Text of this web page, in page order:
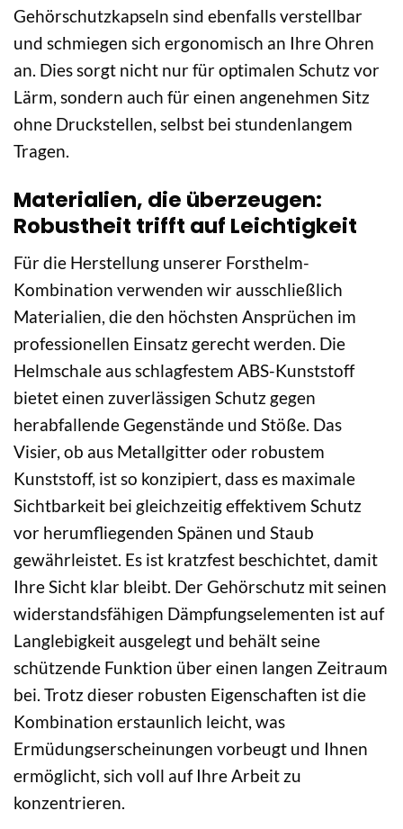
Gehörschutzkapseln sind ebenfalls verstellbar
und schmiegen sich ergonomisch an Ihre Ohren
an. Dies sorgt nicht nur für optimalen Schutz vor
Lärm, sondern auch für einen angenehmen Sitz
ohne Druckstellen, selbst bei stundenlangem
Tragen.
Materialien, die überzeugen:
Robustheit trifft auf Leichtigkeit
Für die Herstellung unserer Forsthelm-
Kombination verwenden wir ausschließlich
Materialien, die den höchsten Ansprüchen im
professionellen Einsatz gerecht werden. Die
Helmschale aus schlagfestem ABS-Kunststoff
bietet einen zuverlässigen Schutz gegen
herabfallende Gegenstände und Stöße. Das
Visier, ob aus Metallgitter oder robustem
Kunststoff, ist so konzipiert, dass es maximale
Sichtbarkeit bei gleichzeitig effektivem Schutz
vor herumfliegenden Spänen und Staub
gewährleistet. Es ist kratzfest beschichtet, damit
Ihre Sicht klar bleibt. Der Gehörschutz mit seinen
widerstandsfähigen Dämpfungselementen ist auf
Langlebigkeit ausgelegt und behält seine
schützende Funktion über einen langen Zeitraum
bei. Trotz dieser robusten Eigenschaften ist die
Kombination erstaunlich leicht, was
Ermüdungserscheinungen vorbeugt und Ihnen
ermöglicht, sich voll auf Ihre Arbeit zu
konzentrieren.